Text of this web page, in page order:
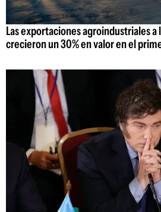
Las exportaciones agroindustriales a
crecieron un 30% en valor en el